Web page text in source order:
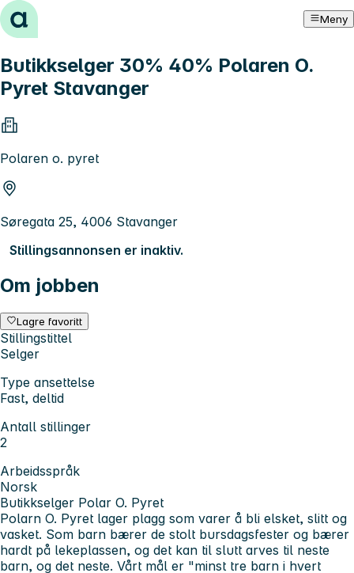
Hopp til innhold Meny
Butikkselger 30% 40% Polaren O.
Pyret Stavanger
Polaren o. pyret
Søregata 25, 4006 Stavanger
Stillingsannonsen er inaktiv.
Om jobben
Lagre favoritt
Stillingstittel
Selger
Type ansettelse
Fast, deltid
Antall stillinger
2
Arbeidsspråk
Norsk
Butikkselger Polar O. Pyret
Polarn O. Pyret lager plagg som varer å bli elsket, slitt og
vasket. Som barn bærer de stolt bursdagsfester og bærer
hardt på lekeplassen, og det kan til slutt arves til neste
barn, og det neste. Vårt mål er "minst tre barn i hvert